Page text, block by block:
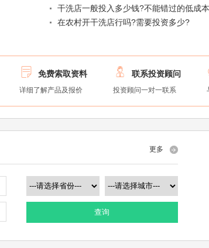
干洗店一般投入多少钱?不能错过的低成本
在农村开干洗店行吗?需要投资多少?
 免费索取资料
详细了解产品及报价
 联系投资顾问
投资顾问一对一联系
更多
查询